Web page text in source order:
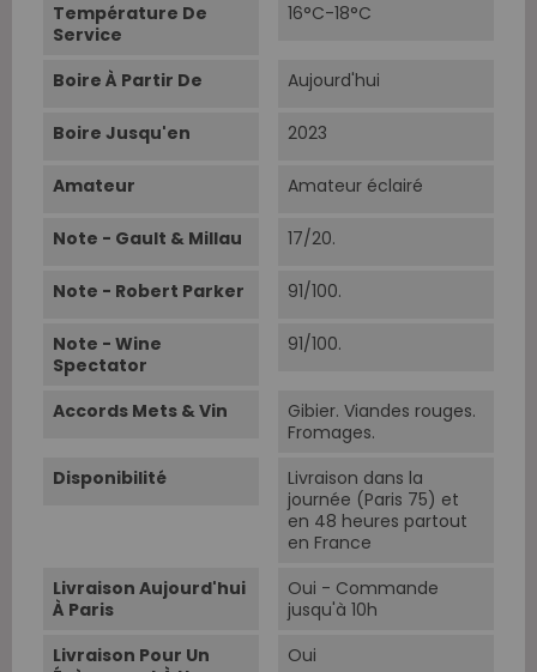
Température De
Service
16°C-18°C
Boire À Partir De Aujourd'hui
Boire Jusqu'en 2023
Amateur Amateur éclairé
Note - Gault & Millau 17/20.
Note - Robert Parker 91/100.
Note - Wine
Spectator
91/100.
Accords Mets & Vin
Gibier. Viandes rouges.
Fromages.
Disponibilité
Livraison dans la
journée (Paris 75) et
en 48 heures partout
en France
Livraison Aujourd'hui
À Paris
Oui - Commande
jusqu'à 10h
Livraison Pour Un
Oui